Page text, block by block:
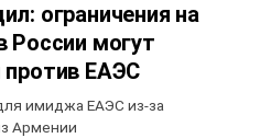
ограничения на
России могут
против ЕАЭС
имиджа ЕАЭС из-за
Армении